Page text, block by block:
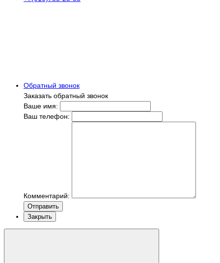
Обратный звонок
Заказать обратный звонок
Ваше имя:
Ваш телефон:
Комментарий:
Отправить
Закрыть